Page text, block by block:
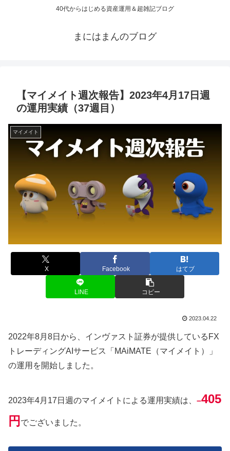
40代からはじめる資産運用＆超雑記ブログ
まにはまんのブログ
【マイメイト週次報告】2023年4月17日週
の運用実績（37週目）
マイメイト
X Facebook はてブ
LINE コピー
2023.04.22
2022年8月8日から、インヴァスト証券が提供しているFX
トレーディングAIサービス「MAiMATE（マイメイト）」
の運用を開始しました。
2023年4月17日週のマイメイトによる運用実績は、 –405
円 でございました。